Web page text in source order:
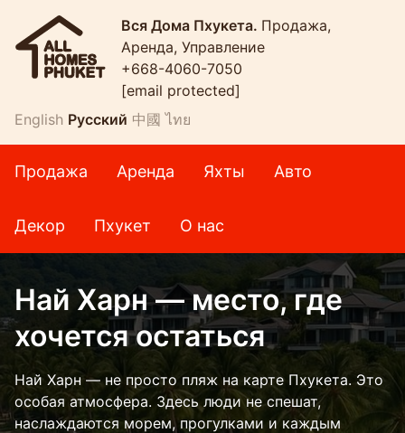
Вся Дома Пхукета. Продажа,
Аренда, Управление
+668-4060-7050
[email protected]
English Русский 中國 ไทย
Продажа Аренда Яхты Авто
Декор Пхукет О нас
Най Харн — место, где
хочется остаться
Най Харн — не просто пляж на карте Пхукета. Это
особая атмосфера. Здесь люди не спешат,
наслаждаются морем, прогулками и каждым